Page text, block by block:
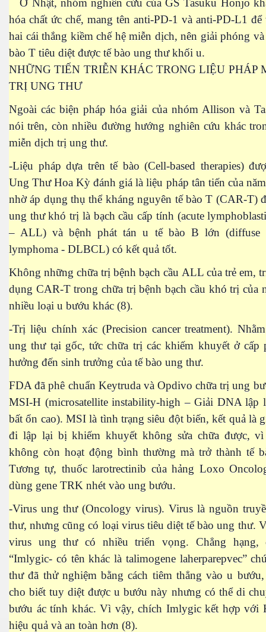
Ở Nhật, nhóm nghiên cứu của GS Tasuku Honjo
hóa chất ức chế, mang tên anti-PD-1 và anti-PD-L1
hai cái thắng kiềm chế hệ miễn dịch, nên giải phóng
bào T tiêu diệt được tế bào ung thư khối u.
NHỮNG TIẾN TRIỄN KHÁC TRONG LIỆU PHÁP
TRỊ UNG THƯ
Ngoài các biện pháp hóa giải của nhóm Allison và
nói trên, còn nhiều đường hướng nghiên cứu khác
miễn dịch trị ung thư.
-Liệu pháp dựa trên tế bào (Cell-based therapies)
Ung Thư Hoa Kỳ đánh giá là liệu pháp tân tiến của
nhờ áp dụng thụ thể kháng nguyên tế bào T (CAR-T)
ung thư khó trị là bạch cầu cấp tính (acute
– ALL) và bệnh phát tán u tế bào B lớn (diffuse
lymphoma - DLBCL) có kết quả tốt.
Không những chữa trị bệnh bạch cầu ALL của trẻ em,
dụng CAR-T trong chữa trị bệnh bạch cầu khó trị của
nhiều loại u bướu khác (8).
-Trị liệu chính xác (Precision cancer treatment).
ung thư tại gốc, tức chữa trị các khiếm khuyết ở cấp
hưởng đến sinh trưởng của tế bào ung thư.
FDA đã phê chuẩn Keytruda và Opdivo chữa trị ung
MSI-H (microsatellite instability-high – Giải DNA lập
bất ổn cao). MSI là tình trạng siêu đột biến, kết quả là
đi lập lại bị khiếm khuyết không sửa chữa được,
không còn hoạt động bình thường mà trở thành tế
Tương tự, thuốc larotrectinib của hảng Loxo
dùng gene TRK nhét vào ung bướu.
-Virus ung thư (Oncology virus). Virus là nguồn
thư, nhưng cũng có loại virus tiêu diệt tế bào ung thư.
virus ung thư có nhiều triển vọng. Chẳng hạng,
“Imlygic- có tên khác là talimogene laherparepvec”
thư đã thử nghiệm bằng cách tiêm thẳng vào u
cho biết tuy diệt được u bướu này nhưng có thể di
bướu ác tính khác. Vì vậy, chích Imlygic kết hợp với
hiệu quả và an toàn hơn (8).
xuất thuốc trị ung thư
đọt bắp
làm gì?
đới
là gì đây ?
năm 2030